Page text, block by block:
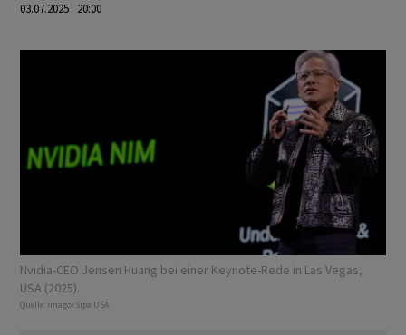
03.07.2025 20:00
Nvidia-CEO Jensen Huang bei einer Keynote-Rede in Las Vegas,
USA (2025).
Quelle: imago/Sipa USA